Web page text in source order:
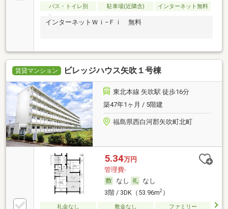
バス・トイレ別
駐車場(近隣含) インターネット無料
インターネットＷｉ−Ｆｉ 無料
賃貸マンション ビレッジハウス矢吹１号棟
東北本線 矢吹駅 徒歩16分
築47年1ヶ月 / 5階建
福島県西白河郡矢吹町北町
5.34万円
管理費-
なし
なし
3階 / 3DK（53.96m2）
礼金なし 敷金なし
ファミリー